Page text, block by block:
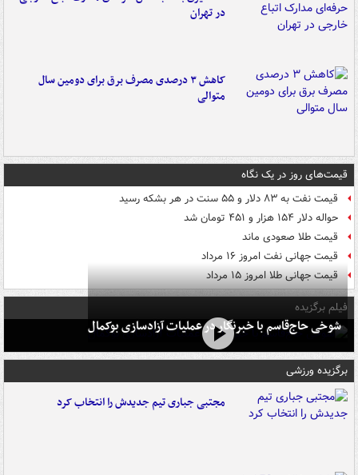
در تهران
کاهش ۳ درصدی مصرف برق برای دومین سال
متوالی
قیمت‌های روز در یک نگاه
قیمت نفت به ۸۳ دلار و ۵۵ سنت در هر بشکه رسید
حواله دلار ۱۵۴ هزار و ۴۵۱ تومان شد
قیمت طلا صعودی ماند
قیمت جهانی نفت امروز ۱۶ مرداد
قیمت جهانی طلا امروز ۱۵ مرداد
فیلم برگزیده
شوخی حاج‌قاسم با خبرنگار در عملیات آزادسازی بوکمال
برگزیده ورزشی
مجتبی جباری تیم جدیدش را انتخاب کرد